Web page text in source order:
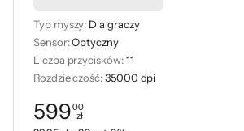
Typ myszy: Dla graczy
Sensor:Optyczny
Liczba przycisków: 11
Rozdzielczość:35000 dpi
Cena: 599,00 zł
59900
zł